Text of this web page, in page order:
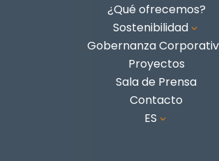
¿Qué ofrecemos?
Sostenibilidad 3
Gobernanza
Proyectos
Sala de Prensa
Contacto
ES 3